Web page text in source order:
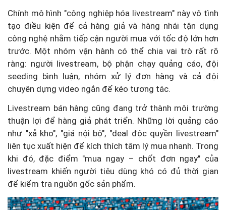
Chính mô hình "công nghiệp hóa livestream" này vô tình
tạo điều kiện để cả hàng giả và hàng nhái tận dụng
công nghệ nhằm tiếp cận người mua với tốc độ lớn hơn
trước. Một nhóm vận hành có thể chia vai trò rất rõ
ràng: người livestream, bộ phận chạy quảng cáo, đội
seeding bình luận, nhóm xử lý đơn hàng và cả đội
chuyên dựng video ngắn để kéo tương tác.
Livestream bán hàng cũng đang trở thành môi trường
thuận lợi để hàng giả phát triển. Những lời quảng cáo
như "xả kho", "giá nội bộ", "deal độc quyền livestream"
liên tục xuất hiện để kích thích tâm lý mua nhanh. Trong
khi đó, đặc điểm "mua ngay – chốt đơn ngay" của
livestream khiến người tiêu dùng khó có đủ thời gian
để kiểm tra nguồn gốc sản phẩm.